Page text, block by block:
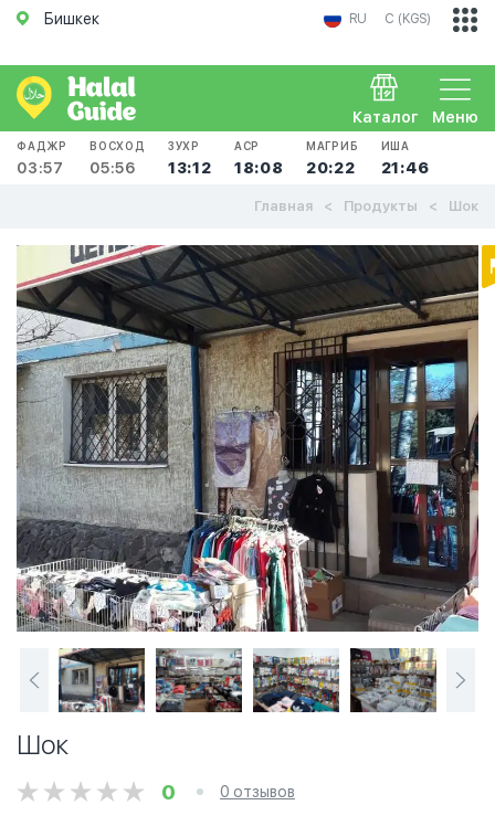
Бишкек RU С (KGS)
Меню
Каталог
ФАДЖР
03:57
ВОСХОД
05:56
ЗУХР
13:12
АСР
18:08
МАГРИБ
20:22
ИША
21:46
Главная Продукты Шок
Шок
0 0 отзывов